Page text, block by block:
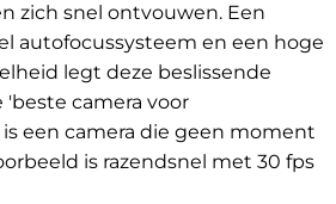
zich snel ontvouwen. Een
autofocussysteem en een hoge
legt deze beslissende
camera voor
een camera die geen moment
is razendsnel met 30 fps